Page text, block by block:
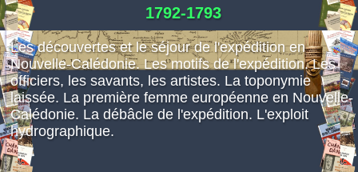
1792-1793
Les découvertes et le séjour de l'expédition en
Nouvelle-Calédonie. Les motifs de l'expédition. Les
officiers, les savants, les artistes. La toponymie
laissée. La première femme européenne en Nouvelle-
Calédonie. La débâcle de l'expédition. L'exploit
hydrographique.